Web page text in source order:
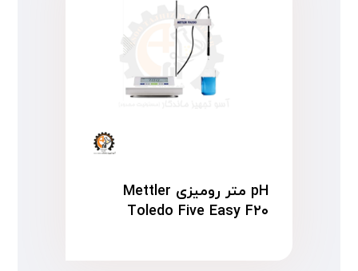
pH متر رومیزی Mettler
Toledo Five Easy F۲۰